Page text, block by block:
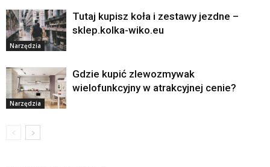
Narzędzia
Tutaj kupisz koła i zestawy jezdne –
sklep.kolka-wiko.eu
Narzędzia
Gdzie kupić zlewozmywak
wielofunkcyjny w atrakcyjnej cenie?